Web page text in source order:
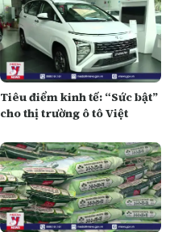
Tiêu điểm kinh tế: “Sức bật”
cho thị trường ô tô Việt